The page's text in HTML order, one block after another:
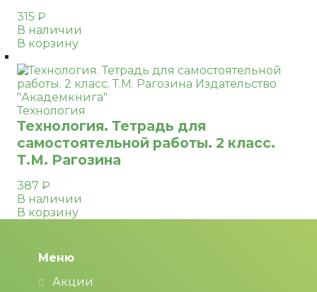
315 ₽
В наличии
В корзину
Технология
Технология. Тетрадь для
самостоятельной работы. 2 класс.
Т.М. Рагозина
387 ₽
В наличии
В корзину
Меню
Акции